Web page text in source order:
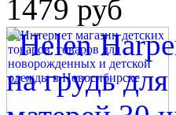
1479 руб